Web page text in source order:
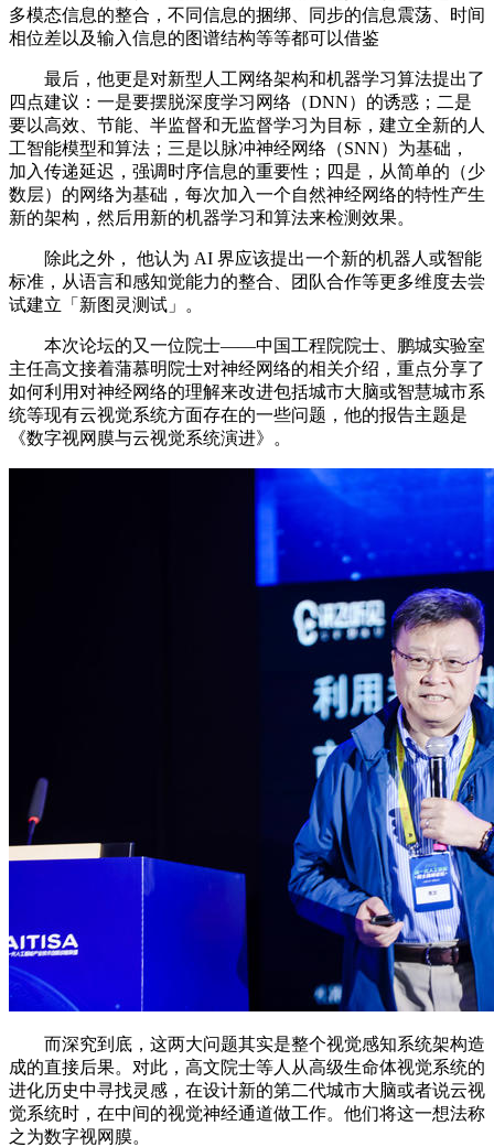
多模态信息的整合，不同信息的捆绑、同步的信息震荡、时间
相位差以及输入信息的图谱结构等等都可以借鉴
最后，他更是对新型人工网络架构和机器学习算法提出了
四点建议：一是要摆脱深度学习网络（DNN）的诱惑；二是
要以高效、节能、半监督和无监督学习为目标，建立全新的人
工智能模型和算法；三是以脉冲神经网络（SNN）为基础，
加入传递延迟，强调时序信息的重要性；四是，从简单的（少
数层）的网络为基础，每次加入一个自然神经网络的特性产生
新的架构，然后用新的机器学习和算法来检测效果。
除此之外， 他认为 AI 界应该提出一个新的机器人或智能
标准，从语言和感知觉能力的整合、团队合作等更多维度去尝
试建立「新图灵测试」。
本次论坛的又一位院士——中国工程院院士、鹏城实验室
主任高文接着蒲慕明院士对神经网络的相关介绍，重点分享了
如何利用对神经网络的理解来改进包括城市大脑或智慧城市系
统等现有云视觉系统方面存在的一些问题，他的报告主题是
《数字视网膜与云视觉系统演进》。
而深究到底，这两大问题其实是整个视觉感知系统架构造
成的直接后果。对此，高文院士等人从高级生命体视觉系统的
进化历史中寻找灵感，在设计新的第二代城市大脑或者说云视
觉系统时，在中间的视觉神经通道做工作。他们将这一想法称
之为数字视网膜。